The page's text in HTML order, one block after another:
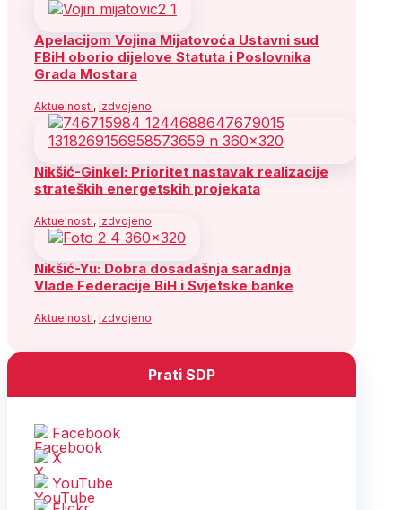
Apelacijom Vojina Mijatovoća Ustavni sud
FBiH oborio dijelove Statuta i Poslovnika
Grada Mostara
Aktuelnosti, Izdvojeno
Nikšić-Ginkel: Prioritet nastavak realizacije
strateških energetskih projekata
Aktuelnosti, Izdvojeno
Nikšić-Yu: Dobra dosadašnja saradnja
Vlade Federacije BiH i Svjetske banke
Aktuelnosti, Izdvojeno
Prati SDP
Facebook
X
YouTube